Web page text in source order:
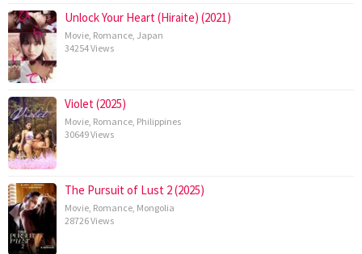
Unlock Your Heart (Hiraite) (2021)
Movie Romance Japan
34254 Views
Violet (2025)
Movie Romance Philippines
30649 Views
The Pursuit of Lust 2 (2025)
Movie Romance Mongolia
28726 Views